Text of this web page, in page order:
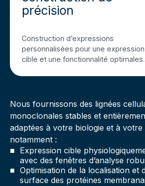
précision
Construction d’expressions
personnalisées pour une expression
cible et une fonctionnalité optimales.
Nous fournissons des lignées
monoclonales stables et
adaptées à votre biologie et à votre
notamment :
Expression cible
avec des fenêtres d’analyse
Optimisation de la localisation et
surface des protéines